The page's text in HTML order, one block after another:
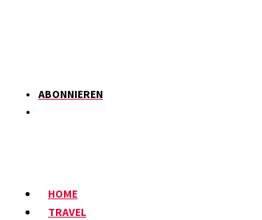
ABONNIEREN
HOME
TRAVEL